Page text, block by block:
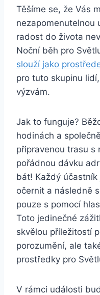
Těšíme se, že Vás
nezapomenutelnou
radost do života⁢
Noční běh pro
slouží jako
pro tuto skupinu
výzvám.
Jak to funguje?
hodinách a
připravenou trasu s
pořádnou dávku
bát! Každý
očernit a ⁢následně
pouze s pomocí
Toto jedinečné
skvělou příležitostí
porozumění, ale
prostředky pro
V rámci události